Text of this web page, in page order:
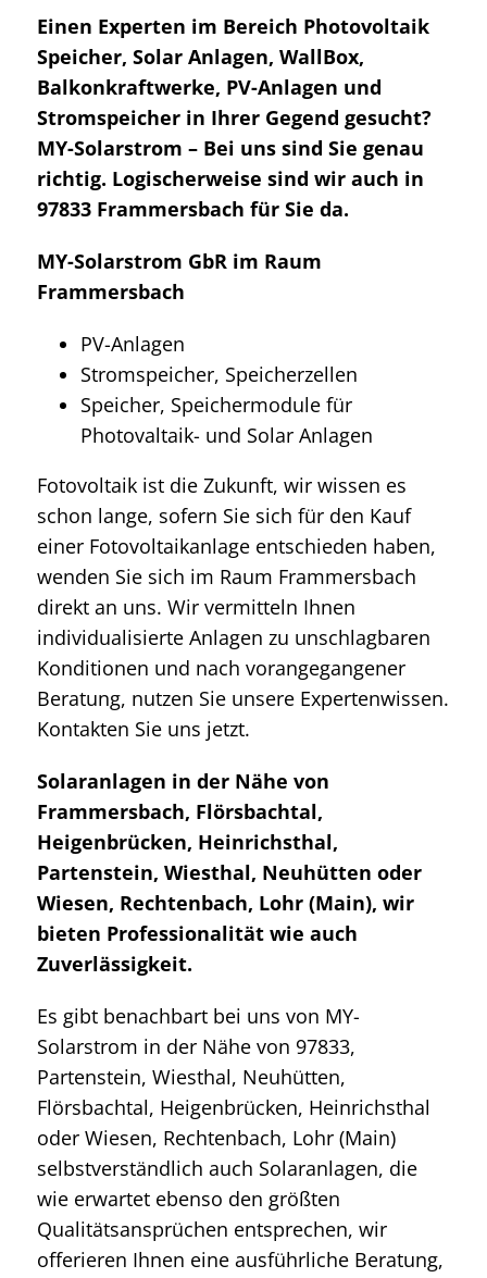
Einen Experten im Bereich Photovoltaik
Speicher, Solar Anlagen, WallBox,
Balkonkraftwerke, PV-Anlagen und
Stromspeicher in Ihrer Gegend gesucht?
MY-Solarstrom – Bei uns sind Sie genau
richtig. Logischerweise sind wir auch in
97833 Frammersbach für Sie da.
MY-Solarstrom GbR im Raum
Frammersbach
PV-Anlagen
Stromspeicher, Speicherzellen
Speicher, Speichermodule für
Photovaltaik- und Solar Anlagen
Fotovoltaik ist die Zukunft, wir wissen es
schon lange, sofern Sie sich für den Kauf
einer Fotovoltaikanlage entschieden haben,
wenden Sie sich im Raum Frammersbach
direkt an uns. Wir vermitteln Ihnen
individualisierte Anlagen zu unschlagbaren
Konditionen und nach vorangegangener
Beratung, nutzen Sie unsere Expertenwissen.
Kontakten Sie uns jetzt.
Solaranlagen in der Nähe von
Frammersbach, Flörsbachtal,
Heigenbrücken, Heinrichsthal,
Partenstein, Wiesthal, Neuhütten oder
Wiesen, Rechtenbach, Lohr (Main), wir
bieten Professionalität wie auch
Zuverlässigkeit.
Es gibt benachbart bei uns von MY-
Solarstrom in der Nähe von 97833,
Partenstein, Wiesthal, Neuhütten,
Flörsbachtal, Heigenbrücken, Heinrichsthal
oder Wiesen, Rechtenbach, Lohr (Main)
selbstverständlich auch Solaranlagen, die
wie erwartet ebenso den größten
Qualitätsansprüchen entsprechen, wir
offerieren Ihnen eine ausführliche Beratung,